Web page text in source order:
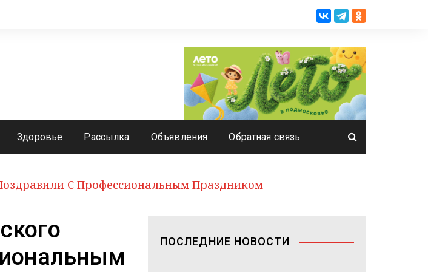
Здоровье Рассылка Объявления Обратная связь
С Профессиональным Праздником
ПОСЛЕДНИЕ НОВОСТИ